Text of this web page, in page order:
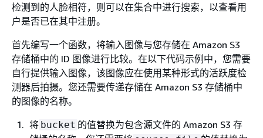
检测到的人脸相符，则可以在集合中进行搜索，以查看用
户是否已在其中注册。
首先编写一个函数，将输入图像与您存储在 Amazon S3
存储桶中的 ID 图像进行比较。在以下代码示例中，您需要
自行提供输入图像，该图像应在使用某种形式的活跃度检
测器后拍摄。您还需要传递存储在 Amazon S3 存储桶中
的图像的名称。
将 bucket 的值替换为包含源文件的 Amazon S3 存